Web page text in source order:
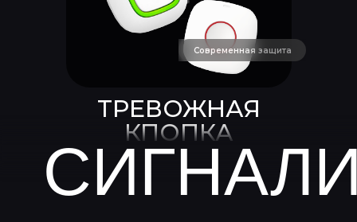
ТРЕВОЖНАЯ
КПОПКА
Современная защита